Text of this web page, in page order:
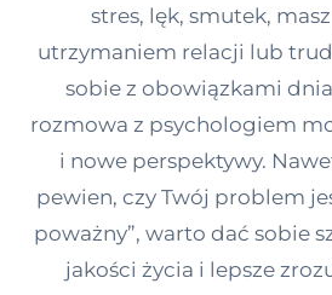
Dołącz do
stres, lęk, smutek,
utrzymaniem relacji lub
sobie z obowiązkami
rozmowa z psychologiem
i nowe perspektywy.
pewien, czy Twój problem
poważny”, warto dać sobie
jakości życia i lepsze